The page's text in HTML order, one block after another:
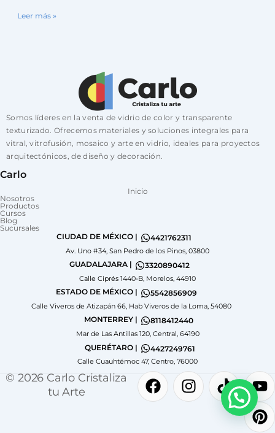
Leer más »
Somos líderes en la venta de vidrio de color y transparente
texturizado. Ofrecemos materiales y soluciones integrales para
vitral, vitrofusión, mosaico y arte en vidrio, ideales para proyectos
arquitectónicos, de diseño y decoración.
Carlo
Inicio
Nosotros
Productos
Cursos
Blog
Sucursales
CIUDAD DE MÉXICO |
4421762311
Av. Uno #34, San Pedro de los Pinos, 03800
GUADALAJARA | 3320890412
Calle Ciprés 1440-B, Morelos, 44910
ESTADO DE MÉXICO | 5542856909
Calle Viveros de Atizapán 66, Hab Viveros de la Loma, 54080
MONTERREY | 8118412440
Mar de Las Antillas 120, Central, 64190
QUERÉTARO | 4427249761
Calle Cuauhtémoc 47, Centro, 76000
© 2026 Carlo Cristaliza
tu Arte
F
a
I
n
T
i
k
Y
o
u
t
P
i
n
t